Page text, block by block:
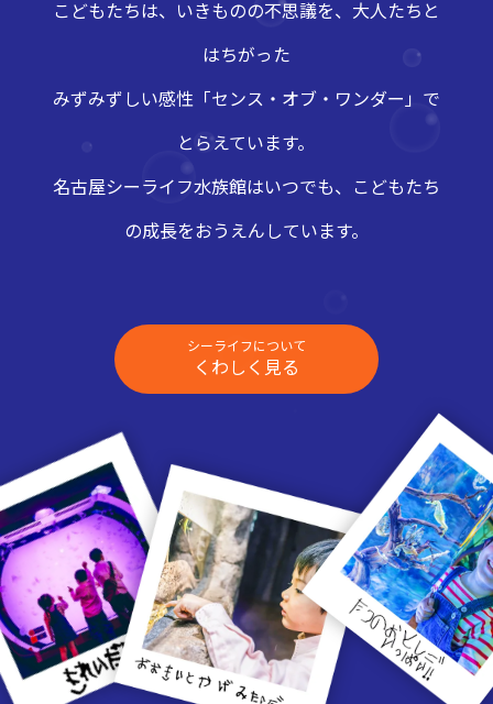
こどもたちは、いきものの不思議を、大人たちと
はちがった
みずみずしい感性「センス・オブ・ワンダー」で
とらえています。
名古屋シーライフ水族館はいつでも、こどもたち
の成長をおうえんしています。
シーライフについて
くわしく見る